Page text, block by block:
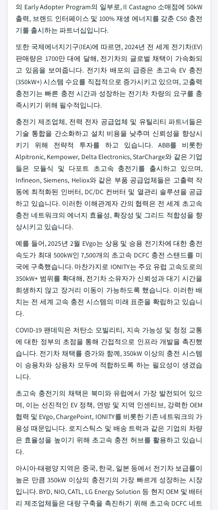
의 Early Adopter Program의 일부로, Il Castagno 소매점에 50kW
출력, 브랜드 인터페이스 및 100% 재생 에너지를 갖춘 C50 충전
기를 출시하는 파트너십입니다.
또한 국제에너지기구(IEA)에 따르면, 2024년 전 세계 전기차(EV)
판매량은 1700만 대에 달해, 전기차의 글로벌 채택이 가속화되
고 있음을 보여줍니다. 전기차 배포의 급증은 초고속 EV 충전
(350kW+) 시스템 수요를 직접적으로 증가시키고 있으며, 고출력
충전기는 빠른 충전 시간과 성장하는 전기차 차량의 요구를 충
족시키기 위해 필수적입니다.
충전기 제조업체, 전력 전자 공급업체 및 유틸리티 파트너들은
기술 통합을 간소화하고 설치 비용을 낮추며 신뢰성을 향상시
키기 위해 전략적 투자를 하고 있습니다. ABB를 비롯한
Alpitronic, Kempower, Delta Electronics, StarCharge와 같은 기업
들은 모듈식 및 다포트 초고속 충전기를 출시하고 있으며,
Infineon, Siemens, Heliox와 같은 부품 공급업체들은 고출력 작
동에 최적화된 인버터, DC/DC 컨버터 및 열관리 솔루션을 공급
하고 있습니다. 이러한 이해관계자 간의 협력은 전 세계 초고속
충전 네트워크의 에너지 효율성, 확장성 및 그리드 적합성을 향
상시키고 있습니다.
예를 들어, 2025년 2월 EVgo는 상용 및 승용 전기차에 대한 충전
속도가 최대 500kW인 7,500개의 초고속 DCFC 충전 스탠드를 미
국에 구축했습니다. 마찬가지로 IONITY는 주요 유럽 고속도로의
350kW+ 범위를 확대해, 전기차 소유자가 신뢰성과 대기 시간을
희생하지 않고 장거리 이동이 가능하도록 했습니다. 이러한 배
치는 전 세계 고속 충전 시스템의 미래 표준을 확립하고 있습니
다.
COVID-19 팬데믹은 저탄소 모빌리티, 지속 가능성 및 청정 교통
에 대한 정부의 초점을 통해 간접적으로 인프라 개발을 촉진했
습니다. 전기차 채택률 증가와 함께, 350kW 이상의 충전 시스템
이 승용차와 상용차 모두에 적합하도록 하는 필요성이 생겼습
니다.
초고속 충전기의 채택은 북미와 유럽에서 가장 발전되어 있으
며, 이는 선진적인 EV 정책, 연방 및 지역 인센티브, 강력한 OEM
협력 및 EVgo, ChargePoint, IONITY를 비롯한 기존 네트워크의 가
용성 때문입니다. 로지스틱스 및 배송 트럭과 같은 기업의 차량
은 효율성을 높이기 위해 초고속 충전 허브를 활용하고 있습니
다.
아시아-태평양 지역은 중국, 한국, 일본 등에서 전기차 보급률이
높은 만큼 350kW 이상의 충전기의 가장 빠르게 성장하는 시장
입니다. BYD, NIO, CATL, LG Energy Solution 등 현지 OEM 및 배터
리 제조업체들은 대량 구축을 촉진하기 위해 초고속 DCFC 네트